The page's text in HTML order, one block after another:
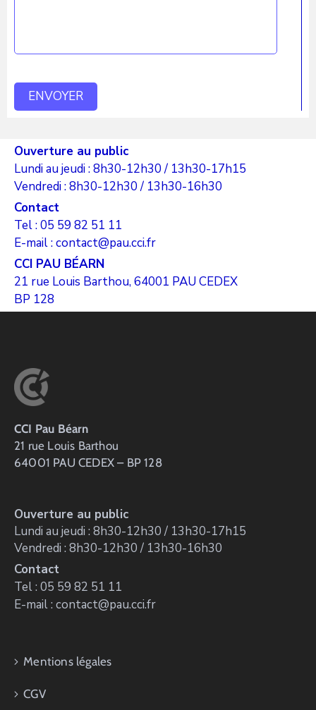
Ouverture au public
Lundi au jeudi : 8h30-12h30 / 13h30-17h15
Vendredi : 8h30-12h30 / 13h30-16h30
Contact
Tel : 05 59 82 51 11
E-mail : contact@pau.cci.fr
CCI PAU BÉARN
21 rue Louis Barthou, 64001 PAU CEDEX
BP 128
CCI Pau Béarn
21 rue Louis Barthou
64001 PAU CEDEX – BP 128
Ouverture au public
Lundi au jeudi : 8h30-12h30 / 13h30-17h15
Vendredi : 8h30-12h30 / 13h30-16h30
Contact
Tel : 05 59 82 51 11
E-mail : contact@pau.cci.fr
Mentions légales
CGV